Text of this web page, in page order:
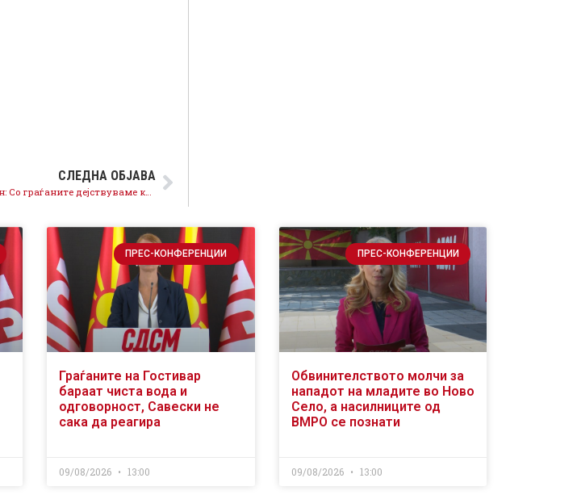
СЛЕДНА ОБЈАВА
Средба Заев – Стафансон: Со граѓаните дејствуваме кон промените по декември
ПРЕС-КОНФЕРЕНЦИИ
Граѓаните на Гостивар
бараат чиста вода и
одговорност, Савески не
сака да реагира
09/08/2026 13:00
ПРЕС-КОНФЕРЕНЦИИ
Обвинителството молчи за
нападот на младите во Ново
Село, а насилниците од
ВМРО се познати
09/08/2026 13:00